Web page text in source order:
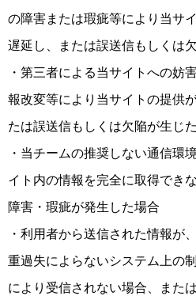
の障害または瑕疵等により当サ
遅延し、または誤送信もしくは
・第三者による当サイトへの妨
報改変等により当サイトの提供
たは誤送信もしくは欠陥が生じ
・当チームの推奨しない通信環
イト内の情報を完全に取得でき
障害・瑕疵が発生した場合
・利用者から送信された情報が
重過失によらないシステム上の
により受信されない場合、また